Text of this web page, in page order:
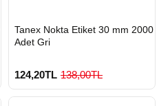
GÖNDERİ
Tanex Nokta Etiket 30 mm 2000
Adet Gri
124,20TL 138,00TL